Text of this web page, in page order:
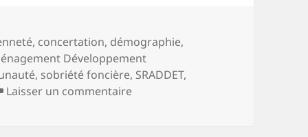
, concertation, démographie,
Développement
, sobriété foncière, SRADDET,
Laisser un commentairesur PADD, PLUi, où en est-on ?